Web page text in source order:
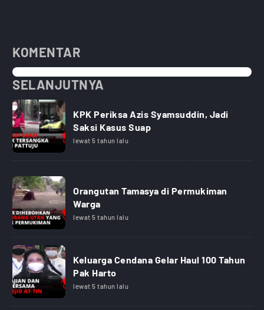
KOMENTAR
SELANJUTNYA
KPK Periksa Azis Syamsuddin, Jadi
Saksi Kasus Suap
lewat 5 tahun lalu
Orangutan Tamasya di Permukiman
Warga
lewat 5 tahun lalu
Keluarga Cendana Gelar Haul 100 Tahun
Pak Harto
lewat 5 tahun lalu